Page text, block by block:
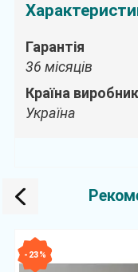
Гарантія
36 місяців
Країна виробник
Україна
- 23 %